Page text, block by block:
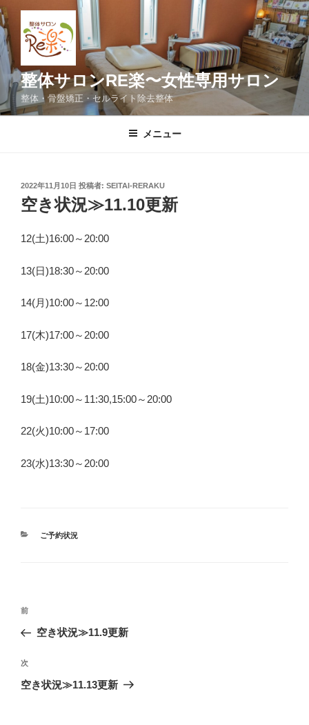
コ
ン
テ
ン
へ
ス
整体サロンRE楽〜女性専用サロン
整体・骨盤矯正・セルライト除去整体
メニュー
投
稿
日:
2022年11月10日 投稿者: SEITAI-RERAKU
空き状況≫11.10更新
12(土)16:00～20:00
13(日)18:30～20:00
14(月)10:00～12:00
17(木)17:00～20:00
18(金)13:30～20:00
19(土)10:00～11:30,15:00～20:00
22(火)10:00～17:00
23(水)13:30～20:00
カ
ご予約状況
投
ナ
ビ
ゲ
前
の
稿
前
空き状況≫11.9更新
次
の
次
空き状況≫11.13更新